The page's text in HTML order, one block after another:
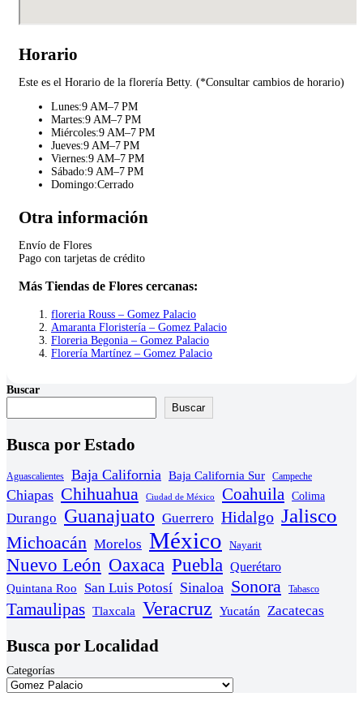
Horario
Este es el Horario de la florería Betty. (*Consultar cambios de horario)
Lunes:9 AM–7 PM
Martes:9 AM–7 PM
Miércoles:9 AM–7 PM
Jueves:9 AM–7 PM
Viernes:9 AM–7 PM
Sábado:9 AM–7 PM
Domingo:Cerrado
Otra información
Envío de Flores
Pago con tarjetas de crédito
Más Tiendas de Flores cercanas:
floreria Rouss – Gomez Palacio
Amaranta Floristería – Gomez Palacio
Floreria Begonia – Gomez Palacio
Florería Martínez – Gomez Palacio
Buscar
Buscar
Busca por Estado
Aguascalientes Baja California Baja California Sur Campeche
Chiapas Chihuahua Ciudad de México Coahuila Colima
Durango Guanajuato Guerrero Hidalgo Jalisco
Michoacán Morelos México Nayarit
Nuevo León Oaxaca Puebla Querétaro
Quintana Roo San Luis Potosí Sinaloa Sonora Tabasco
Tamaulipas Tlaxcala Veracruz Yucatán Zacatecas
Busca por Localidad
Categorías